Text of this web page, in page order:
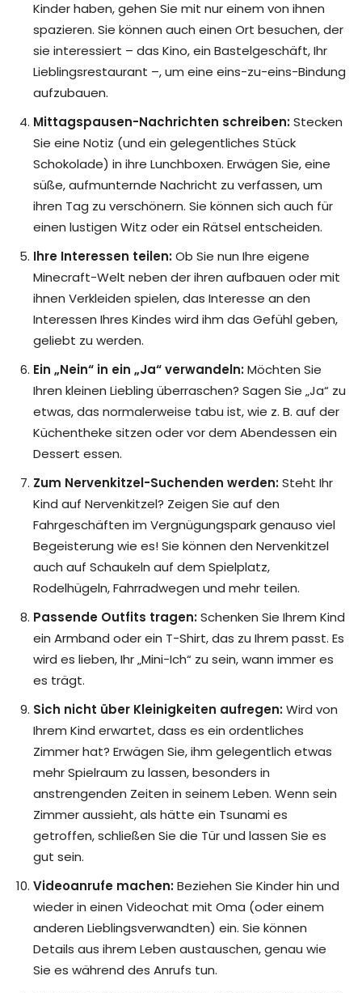
Kinder haben, gehen Sie mit nur einem von ihnen
spazieren. Sie können auch einen Ort besuchen, der
sie interessiert – das Kino, ein Bastelgeschäft, Ihr
Lieblingsrestaurant –, um eine eins-zu-eins-Bindung
aufzubauen.
Mittagspausen-Nachrichten schreiben:Stecken
Sie eine Notiz (und ein gelegentliches Stück
Schokolade) in ihre Lunchboxen. Erwägen Sie, eine
süße, aufmunternde Nachricht zu verfassen, um
ihren Tag zu verschönern. Sie können sich auch für
einen lustigen Witz oder ein Rätsel entscheiden.
Ihre Interessen teilen:Ob Sie nun Ihre eigene
Minecraft-Welt neben der ihren aufbauen oder mit
ihnen Verkleiden spielen, das Interesse an den
Interessen Ihres Kindes wird ihm das Gefühl geben,
geliebt zu werden.
Ein „Nein“ in ein „Ja“ verwandeln:Möchten Sie
Ihren kleinen Liebling überraschen? Sagen Sie „Ja“ zu
etwas, das normalerweise tabu ist, wie z. B. auf der
Küchentheke sitzen oder vor dem Abendessen ein
Dessert essen.
Zum Nervenkitzel-Suchenden werden:Steht Ihr
Kind auf Nervenkitzel? Zeigen Sie auf den
Fahrgeschäften im Vergnügungspark genauso viel
Begeisterung wie es! Sie können den Nervenkitzel
auch auf Schaukeln auf dem Spielplatz,
Rodelhügeln, Fahrradwegen und mehr teilen.
Passende Outfits tragen:Schenken Sie Ihrem Kind
ein Armband oder ein T-Shirt, das zu Ihrem passt. Es
wird es lieben, Ihr „Mini-Ich“ zu sein, wann immer es
es trägt.
Sich nicht über Kleinigkeiten aufregen:Wird von
Ihrem Kind erwartet, dass es ein ordentliches
Zimmer hat? Erwägen Sie, ihm gelegentlich etwas
mehr Spielraum zu lassen, besonders in
anstrengenden Zeiten in seinem Leben. Wenn sein
Zimmer aussieht, als hätte ein Tsunami es
getroffen, schließen Sie die Tür und lassen Sie es
gut sein.
Videoanrufe machen:Beziehen Sie Kinder hin und
wieder in einen Videochat mit Oma (oder einem
anderen Lieblingsverwandten) ein. Sie können
Details aus ihrem Leben austauschen, genau wie
Sie es während des Anrufs tun.